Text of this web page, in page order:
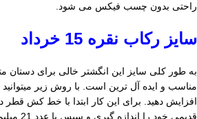
راحتی بدون چسب فیکس می شود.
سایز رکاب نقره 15 خرداد
مناسب و ایده آل ترین است. با روش زیر
افزایش دهید. برای این کار ابتدا با خط کش قطر
قدیمی